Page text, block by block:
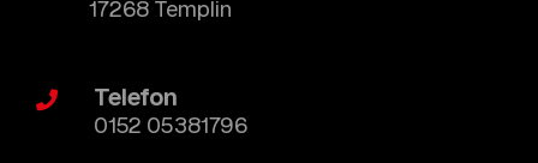
17268 Templin
Telefon
0152 05381796